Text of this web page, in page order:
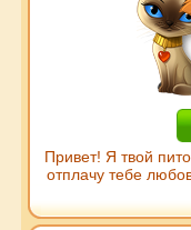
Привет! Я твой
отплачу тебе